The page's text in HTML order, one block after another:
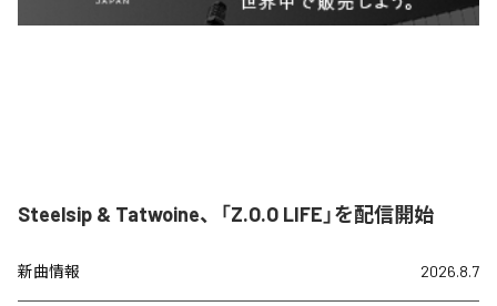
Steelsip & Tatwoine、「Z.O.O LIFE」を配信開始
新曲情報 2026.8.7